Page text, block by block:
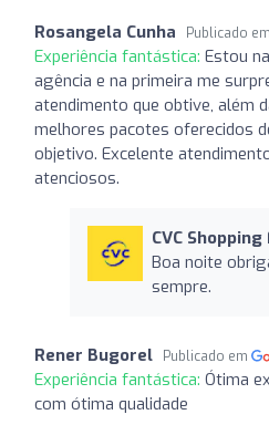
Rosangela Cunha Publicado em
Experiência fantástica: Estou
agência e na primeira me
atendimento que obtive, além
melhores pacotes oferecidos
objetivo. Excelente
atenciosos.
CVC
Boa noite
sempre.
Rener Bugorel Publicado em
Experiência fantástica: Ótima
com ótima qualidade